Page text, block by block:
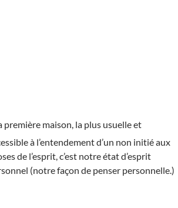
première maison, la plus usuelle et
à l’entendement d’un non initié aux
de l’esprit, c’est notre état d’esprit
(notre façon de penser personnelle.)